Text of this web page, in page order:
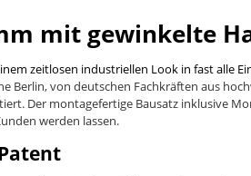
mit gewinkelte
zeitlosen industriellen Look in fast alle
Berlin, von deutschen Fachkräften aus
Der montagefertige Bausatz inklusive
werden lassen.